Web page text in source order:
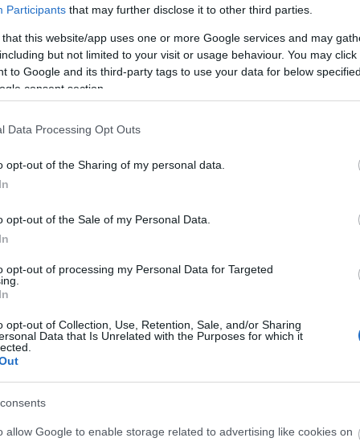
Participants that may further disclose it to other third parties.
that this website/app uses one or more Google services and may
but not limited to your visit or usage behaviour. You may
to Google and its third-party tags to use your data for below
consent section.
Data Processing Opt Outs
opt-out of the Sharing of my personal data.
opt-out of the Sale of my Personal Data.
opt-out of processing my Personal Data for Targeted
opt-out of Collection, Use, Retention, Sale, and/or Sharing
Data that Is Unrelated with the Purposes for which it
allow Google to enable storage related to advertising like cookies on
A hallgató szemével járt körbe minket. A videók egyetlen
az élő zene ilyen típusú rögzítése, ahol a kamera állandóan
egy FPS számítógépjátékban lennénk, és a néző, aki játszik
Mindent csak egyszer játszottunk el, minden pontosan úgy
lett, szóval az élő zene varázsára, az adott pillanatban
– emeli ki Gábor.
producer és a Bartók Konzervatórium tanára. A hazai jazz